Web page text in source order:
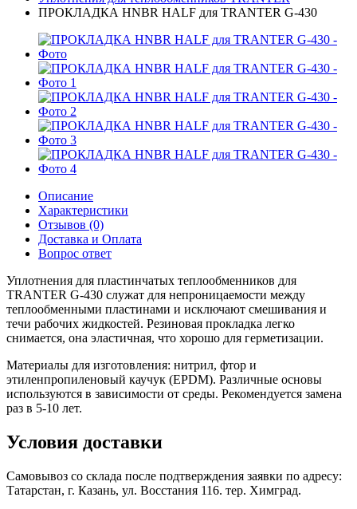
ПРОКЛАДКА HNBR HALF для TRANTER G-430
Описание
Характеристики
Отзывов (0)
Доставка и Оплата
Вопрос ответ
Уплотнения для пластинчатых теплообменников для
TRANTER G-430 служат для непроницаемости между
теплообменными пластинами и исключают смешивания и
течи рабочих жидкостей. Резиновая прокладка легко
снимается, она эластичная, что хорошо для герметизации.
Материалы для изготовления: нитрил, фтор и
этиленпропиленовый каучук (EPDM). Различные основы
используются в зависимости от среды. Рекомендуется замена
раз в 5-10 лет.
Условия доставки
Самовывоз со склада после подтверждения заявки по адресу:
Татарстан, г. Казань, ул. Восстания 116. тер. Химград.